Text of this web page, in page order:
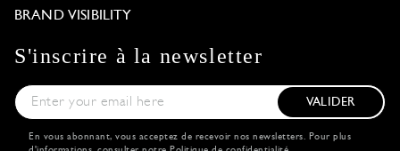
BRAND VISIBILITY
S'inscrire à la newsletter
VALIDER
En vous abonnant, vous acceptez de recevoir nos newsletters. Pour plus